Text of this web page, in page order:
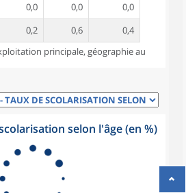
0,0 0,0
0,0
0,2 0,6
0,4
principale, géographie au
selon l'âge (en %)